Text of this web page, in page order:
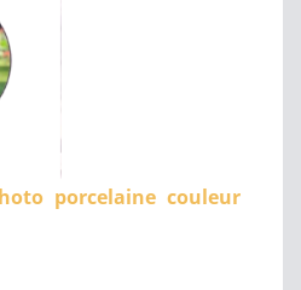
porcelaine couleur